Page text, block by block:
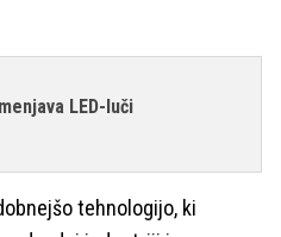
LED-luči
tehnologijo, ki